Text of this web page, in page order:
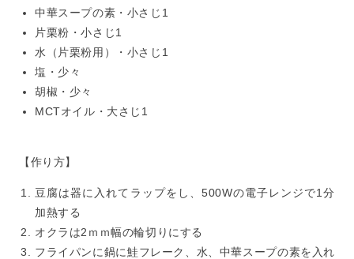
中華スープの素・小さじ1
片栗粉・小さじ1
水（片栗粉用）・小さじ1
塩・少々
胡椒・少々
MCTオイル・大さじ1
【作り方】
豆腐は器に入れてラップをし、500Wの電子レンジで1分
加熱する
オクラは2ｍｍ幅の輪切りにする
フライパンに鍋に鮭フレーク、水、中華スープの素を入れ